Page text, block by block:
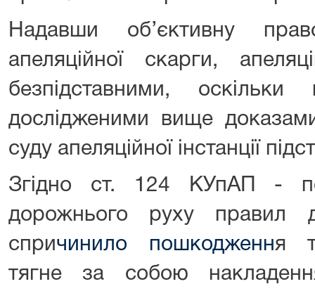
Надавши об’єктивну
апеляційної скарги,
безпідставними, оскільки
дослідженими вище
суду апеляційної інстанції
Згідно ст. 124 КУпАП -
дорожнього руху правил
спричинило пошкодження
тягне за собою